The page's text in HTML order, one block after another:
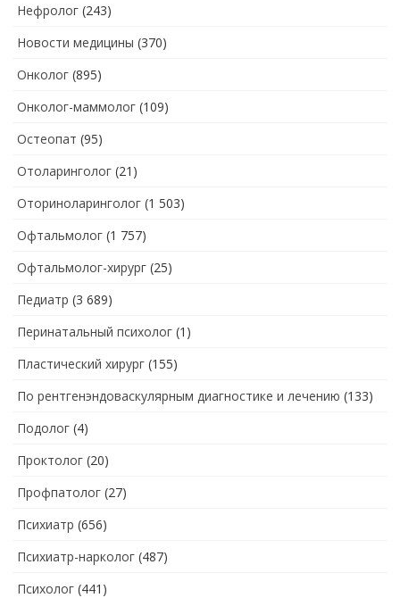
Нефролог (243)
Новости медицины (370)
Онколог (895)
Онколог-маммолог (109)
Остеопат (95)
Отоларинголог (21)
Оториноларинголог (1 503)
Офтальмолог (1 757)
Офтальмолог-хирург (25)
Педиатр (3 689)
Перинатальный психолог (1)
Пластический хирург (155)
По рентгенэндоваскулярным диагностике и лечению (133)
Подолог (4)
Проктолог (20)
Профпатолог (27)
Психиатр (656)
Психиатр-нарколог (487)
Психолог (441)